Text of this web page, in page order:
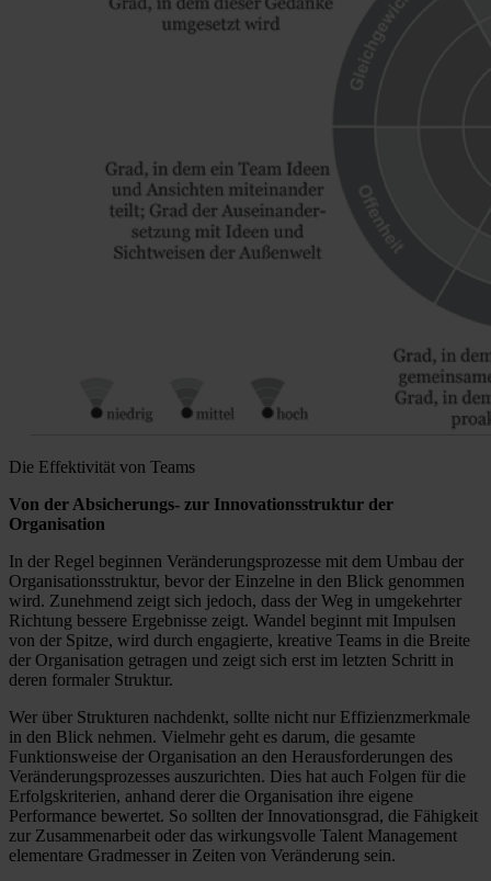
Die Effektivität von Teams
Von der Absicherungs- zur Innovationsstruktur der
Organisation
In der Regel beginnen Veränderungsprozesse mit dem Umbau der
Organisationsstruktur, bevor der Einzelne in den Blick genommen
wird. Zunehmend zeigt sich jedoch, dass der Weg in umgekehrter
Richtung bessere Ergebnisse zeigt. Wandel beginnt mit Impulsen
von der Spitze, wird durch engagierte, kreative Teams in die Breite
der Organisation getragen und zeigt sich erst im letzten Schritt in
deren formaler Struktur.
Wer über Strukturen nachdenkt, sollte nicht nur Effizienzmerkmale
in den Blick nehmen. Vielmehr geht es darum, die gesamte
Funktionsweise der Organisation an den Herausforderungen des
Veränderungsprozesses auszurichten. Dies hat auch Folgen für die
Erfolgskriterien, anhand derer die Organisation ihre eigene
Performance bewertet. So sollten der Innovationsgrad, die Fähigkeit
zur Zusammenarbeit oder das wirkungsvolle Talent Management
elementare Gradmesser in Zeiten von Veränderung sein.